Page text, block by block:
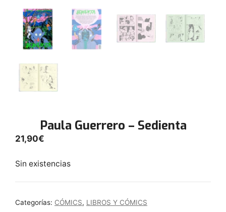
Paula Guerrero – Sedienta
21,90€
Sin existencias
Categorías: CÓMICS, LIBROS Y CÓMICS